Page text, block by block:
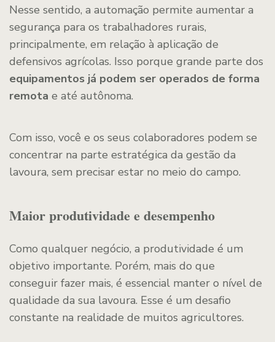
Nesse sentido, a automação permite aumentar a
segurança para os trabalhadores rurais,
principalmente, em relação à aplicação de
defensivos agrícolas. Isso porque grande parte dos
equipamentos já podem ser operados de forma
remota e até autônoma.
Com isso, você e os seus colaboradores podem se
concentrar na parte estratégica da gestão da
lavoura, sem precisar estar no meio do campo.
Maior produtividade e desempenho
Como qualquer negócio, a produtividade é um
objetivo importante. Porém, mais do que
conseguir fazer mais, é essencial manter o nível de
qualidade da sua lavoura. Esse é um desafio
constante na realidade de muitos agricultores.